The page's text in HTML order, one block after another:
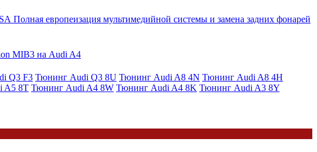
Полная европеизация мультимедийной системы и замена задних фонарей
MIB3 на Audi A4
Q3 F3 Тюнинг Audi Q3 8U Тюнинг Audi A8 4N Тюнинг Audi A8 4H
A5 8T Тюнинг Audi A4 8W Тюнинг Audi A4 8K Тюнинг Audi A3 8Y